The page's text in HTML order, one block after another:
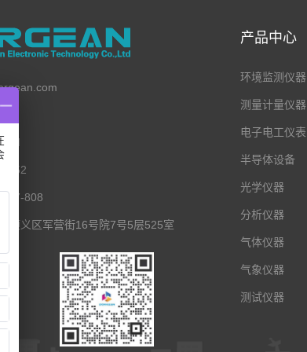
I452
808
顺义区军营街16号院7号5层525室
产品中心
环境监测仪器
测量计量仪器
电子电工仪表
半导体设备
光学仪器
分析仪器
气体仪器
气象仪器
测试仪器